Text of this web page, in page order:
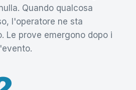
Quando qualcosa
l'operatore ne sta
Le prove emergono dopo i